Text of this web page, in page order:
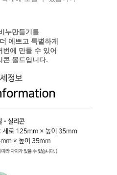
누만들기를
예쁘고 특별하게
번에 만들 수 있어
콘 몰드입니다.